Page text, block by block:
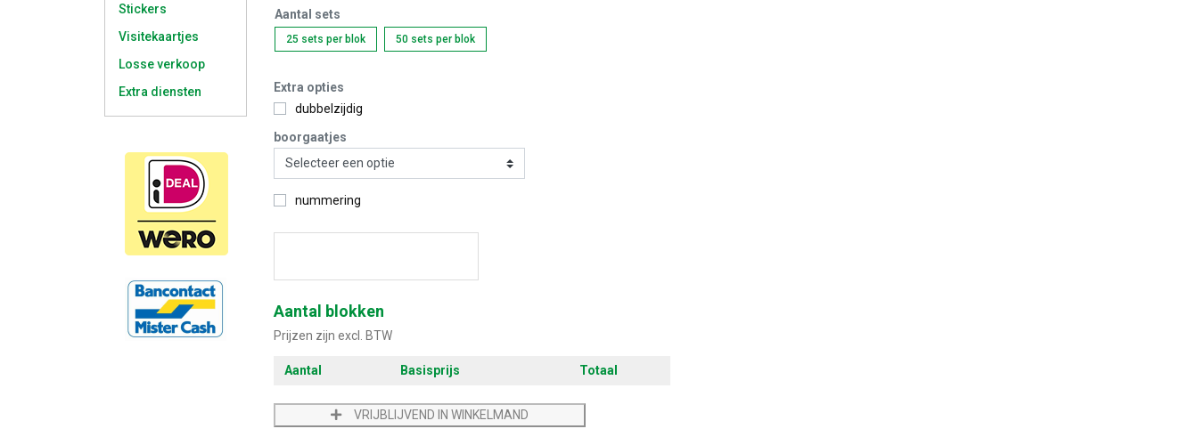
Stickers
Visitekaartjes
Losse verkoop
Extra diensten
Aantal sets
25 sets per blok 50 sets per blok
Extra opties
dubbelzijdig
boorgaatjes
nummering
Aantal blokken
Prijzen zijn excl. BTW
Aantal Basisprijs Totaal
VRIJBLIJVEND IN WINKELMAND